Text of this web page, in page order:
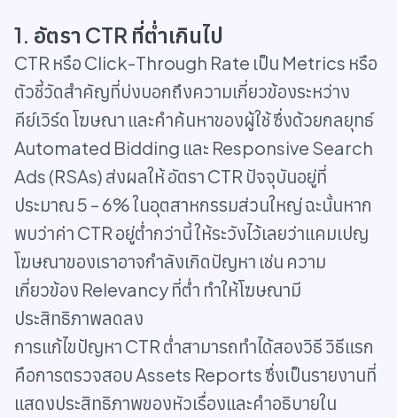
1. อัตรา CTR ที่ต่ำเกินไป
CTR หรือ Click-Through Rate เป็น Metrics หรือ
ตัวชี้วัดสำคัญที่บ่งบอกถึงความเกี่ยวข้องระหว่าง
คีย์เวิร์ด โฆษณา และคำค้นหาของผู้ใช้ ซึ่งด้วยกลยุทธ์
Automated Bidding และ Responsive Search
Ads (RSAs) ส่งผลให้ อัตรา CTR ปัจจุบันอยู่ที่
ประมาณ 5 – 6% ในอุตสาหกรรมส่วนใหญ่ ฉะนั้นหาก
พบว่าค่า CTR อยู่ต่ำกว่านี้ ให้ระวังไว้เลยว่าแคมเปญ
โฆษณาของเราอาจกำลังเกิดปัญหา เช่น ความ
เกี่ยวข้อง Relevancy ที่ต่ำ ทำให้โฆษณามี
ประสิทธิภาพลดลง
การแก้ไขปัญหา CTR ต่ำสามารถทำได้สองวิธี วิธีแรก
คือการตรวจสอบ Assets Reports ซึ่งเป็นรายงานที่
แสดงประสิทธิภาพของหัวเรื่องและคำอธิบายใน